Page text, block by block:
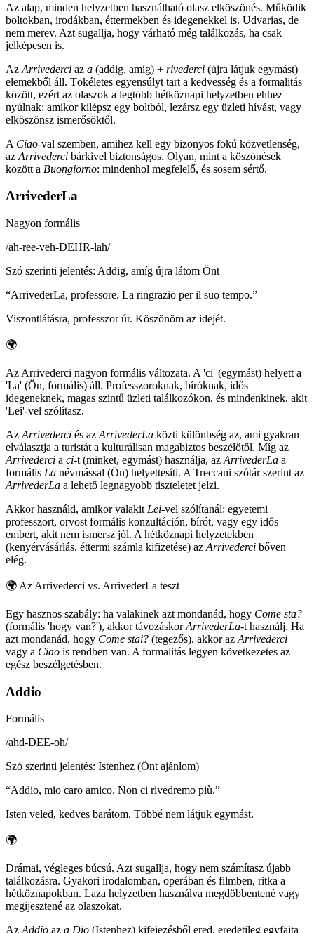
Az alap, minden helyzetben használható olasz elköszönés. Működik
boltokban, irodákban, éttermekben és idegenekkel is. Udvarias, de
nem merev. Azt sugallja, hogy várható még találkozás, ha csak
jelképesen is.
Az Arrivederci az a (addig, amíg) + rivederci (újra látjuk egymást)
elemekből áll. Tökéletes egyensúlyt tart a kedvesség és a formalitás
között, ezért az olaszok a legtöbb hétköznapi helyzetben ehhez
nyúlnak: amikor kilépsz egy boltból, lezársz egy üzleti hívást, vagy
elköszönsz ismerősöktől.
A Ciao-val szemben, amihez kell egy bizonyos fokú közvetlenség,
az Arrivederci bárkivel biztonságos. Olyan, mint a köszönések
között a Buongiorno: mindenhol megfelelő, és sosem sértő.
ArrivederLa
Nagyon formális
/ah-ree-veh-DEHR-lah/
Szó szerinti jelentés: Addig, amíg újra látom Önt
“ArrivederLa, professore. La ringrazio per il suo tempo.”
Viszontlátásra, professzor úr. Köszönöm az idejét.
🌍
Az Arrivederci nagyon formális változata. A 'ci' (egymást) helyett a
'La' (Ön, formális) áll. Professzoroknak, bíróknak, idős
idegeneknek, magas szintű üzleti találkozókon, és mindenkinek, akit
'Lei'-vel szólítasz.
Az Arrivederci és az ArrivederLa közti különbség az, ami gyakran
elválasztja a turistát a kulturálisan magabiztos beszélőtől. Míg az
Arrivederci a ci-t (minket, egymást) használja, az ArrivederLa a
formális La névmással (Ön) helyettesíti. A Treccani szótár szerint az
ArrivederLa a lehető legnagyobb tiszteletet jelzi.
Akkor használd, amikor valakit Lei-vel szólítanál: egyetemi
professzort, orvost formális konzultáción, bírót, vagy egy idős
embert, akit nem ismersz jól. A hétköznapi helyzetekben
(kenyérvásárlás, éttermi számla kifizetése) az Arrivederci bőven
elég.
🌍 Az Arrivederci vs. ArrivederLa teszt
Egy hasznos szabály: ha valakinek azt mondanád, hogy Come sta?
(formális 'hogy van?'), akkor távozáskorArrivederLa-t használj. Ha
azt mondanád, hogy Come stai? (tegezős), akkor az Arrivederci
vagy a Ciao is rendben van. A formalitás legyen következetes az
egész beszélgetésben.
Addio
Formális
/ahd-DEE-oh/
Szó szerinti jelentés: Istenhez (Önt ajánlom)
“Addio, mio caro amico. Non ci rivedremo più.”
Isten veled, kedves barátom. Többé nem látjuk egymást.
🌍
Drámai, végleges búcsú. Azt sugallja, hogy nem számítasz újabb
találkozásra. Gyakori irodalomban, operában és filmben, ritka a
hétköznapokban. Laza helyzetben használva megdöbbentené vagy
megijesztené az olaszokat.
Az Addio az a Dio (Istenhez) kifejezésből ered, eredetileg egyfajta